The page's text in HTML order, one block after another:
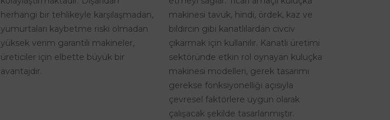
herhangi bir tehlikeyle karşılaşmadan,
yumurtaları kaybetme riski olmadan
yüksek verim garantili makineler,
üreticiler için elbette büyük bir
avantajdır.
makinesi tavuk, hindi, ördek, kaz ve
bıldırcın gibi kanatlılardan civciv
çıkarmak için kullanılır. Kanatlı üretimi
sektöründe etkin rol oynayan kuluçka
makinesi modelleri, gerek tasarımı
gerekse fonksiyonelliği açısıyla
çevresel faktörlere uygun olarak
çalışacak şekilde tasarlanmıştır.